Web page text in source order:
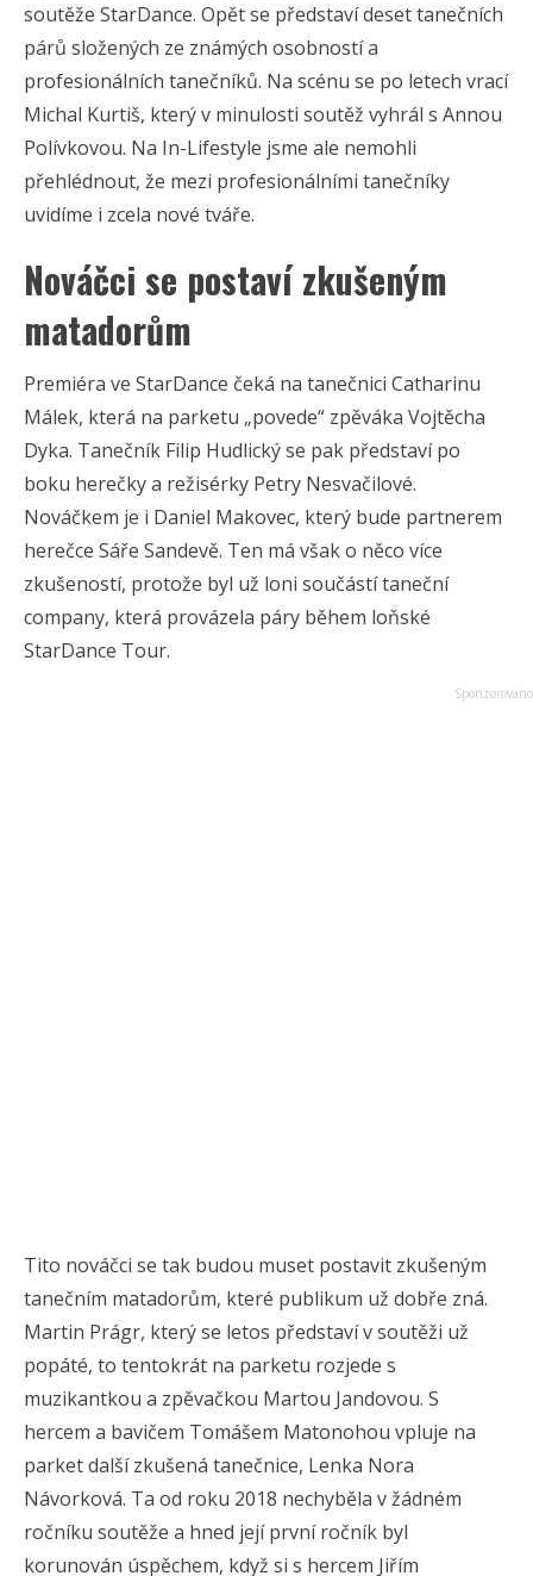
soutěže StarDance. Opět se představí deset tanečních
párů složených ze známých osobností a
profesionálních tanečníků. Na scénu se po letech vrací
Michal Kurtiš, který v minulosti soutěž vyhrál s Annou
Polívkovou. Na In-Lifestyle jsme ale nemohli
přehlédnout, že mezi profesionálními tanečníky
uvidíme i zcela nové tváře.
Nováčci se postaví zkušeným
matadorům
Premiéra ve StarDance čeká na tanečnici Catharinu
Málek, která na parketu „povede“ zpěváka Vojtěcha
Dyka. Tanečník Filip Hudlický se pak představí po
boku herečky a režisérky Petry Nesvačilové.
Nováčkem je i Daniel Makovec, který bude partnerem
herečce Sáře Sandevě. Ten má však o něco více
zkušeností, protože byl už loni součástí taneční
company, která provázela páry během loňské
StarDance Tour.
Tito nováčci se tak budou muset postavit zkušeným
tanečním matadorům, které publikum už dobře zná.
Martin Prágr, který se letos představí v soutěži už
popáté, to tentokrát na parketu rozjede s
muzikantkou a zpěvačkou Martou Jandovou. S
hercem a bavičem Tomášem Matonohou vpluje na
parket další zkušená tanečnice, Lenka Nora
Návorková. Ta od roku 2018 nechyběla v žádném
ročníku soutěže a hned její první ročník byl
korunován úspěchem, když si s hercem Jiřím